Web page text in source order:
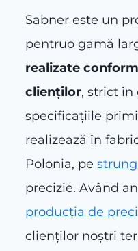
Sabner este un
pentruo gamă
realizate
clienților, strict în
specificațiile
realizează în
Polonia, pe
precizie. Având
producția de
clienților noștri